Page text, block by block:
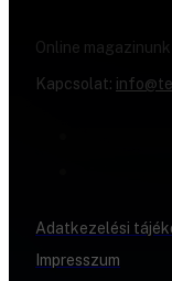
Online
Kapcsolat:
Adatkezelési
Impresszum